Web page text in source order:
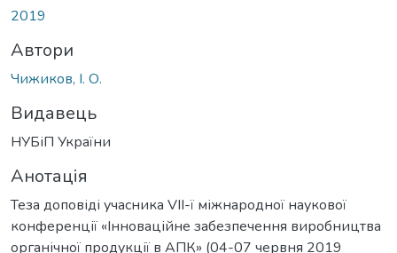
2019
Автори
Чижиков, І. О.
Видавець
НУБіП України
Анотація
Теза доповіді учасника VІІ-ї міжнародної наукової
конференції «Інноваційне забезпечення виробництва
органічної продукції в АПК» (04-07 червня 2019